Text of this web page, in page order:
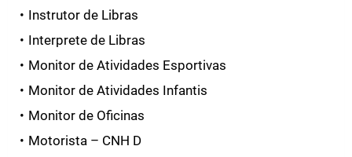
Instrutor de Libras
Interprete de Libras
Monitor de Atividades Esportivas
Monitor de Atividades Infantis
Monitor de Oficinas
Motorista – CNH D